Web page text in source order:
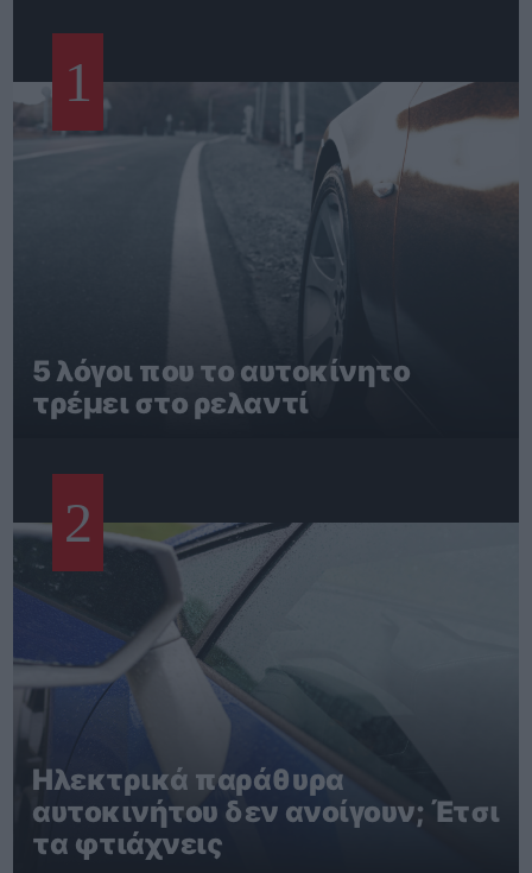
1
5 λόγοι που το αυτοκίνητο
τρέμει στο ρελαντί
2
Ηλεκτρικά παράθυρα
αυτοκινήτου δεν ανοίγουν; Έτσι
τα φτιάχνεις